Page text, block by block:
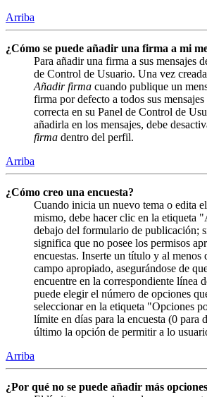
Arriba
¿Cómo se puede añadir una firma a mi
Para añadir una firma a sus mensajes
de Control de Usuario. Una vez
Añadir firma cuando publique un
firma por defecto a todos sus
correcta en su Panel de Control de
añadirla en los mensajes, debe
firma dentro del perfil.
Arriba
¿Cómo creo una encuesta?
Cuando inicia un nuevo tema o edita
mismo, debe hacer clic en la etiqueta
debajo del formulario de publicación;
significa que no posee los permisos
encuestas. Inserte un título y al menos
campo apropiado, asegurándose de
encuentre en la correspondiente línea
puede elegir el número de opciones
seleccionar en la etiqueta "Opciones
límite en días para la encuesta (0
último la opción de permitir a lo
Arriba
¿Por qué no se puede añadir más